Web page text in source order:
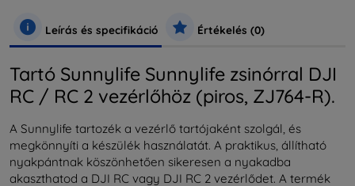
Leírás és specifikáció Értékelés (0)
Tartó Sunnylife Sunnylife zsinórral DJI
RC / RC 2 vezérlőhöz (piros, ZJ764-R).
A Sunnylife tartozék a vezérlő tartójaként szolgál, és
megkönnyíti a készülék használatát. A praktikus, állítható
nyakpántnak köszönhetően sikeresen a nyakadba
akaszthatod a DJI RC vagy DJI RC 2 vezérlődet. A termék